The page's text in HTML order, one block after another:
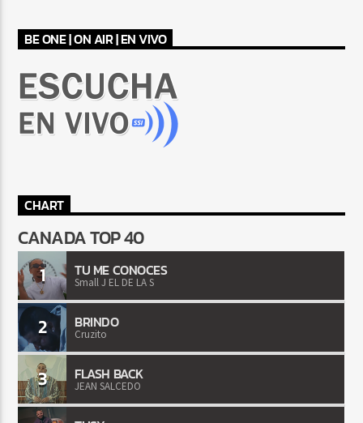
BE ONE | ON AIR | EN VIVO
CHART
CANADA TOP 40
1 TU ME CONOCES
Small J EL DE LA S
2 BRINDO
Cruzito
3 FLASH BACK
JEAN SALCEDO